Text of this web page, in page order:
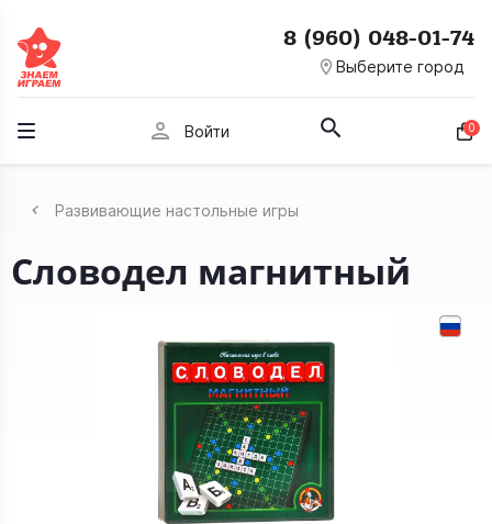
room Выберите город
8 (960) 048-01-74
person Войти 0
Развивающие настольные игры
Словодел магнитный